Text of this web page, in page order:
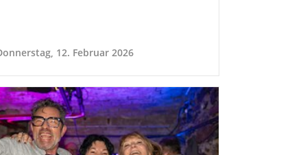
12. Februar 2026